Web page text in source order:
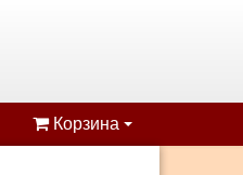
Корзина